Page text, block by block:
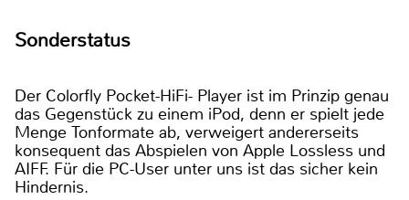
Sonderstatus
Der Colorfly Pocket-HiFi- Player ist im Prinzip genau
das Gegenstück zu einem iPod, denn er spielt jede
Menge Tonformate ab, verweigert andererseits
konsequent das Abspielen von Apple Lossless und
AIFF. Für die PC-User unter uns ist das sicher kein
Hindernis.